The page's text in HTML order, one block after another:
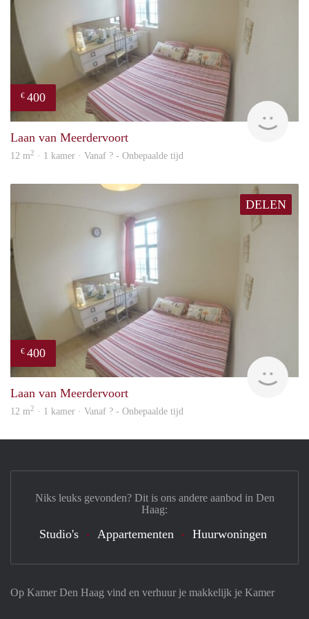
€ 400
Laan van Meerdervoort
12 m2 · 1 kamer · Vanaf ? - Onbepaalde tijd
DELEN
€ 400
Laan van Meerdervoort
12 m2 · 1 kamer · Vanaf ? - Onbepaalde tijd
Op Kamer Den Haag vind en verhuur je makkelijk je Kamer
Niks leuks gevonden? Dit is ons andere aanbod in Den
Haag:
Studio's Appartementen Huurwoningen